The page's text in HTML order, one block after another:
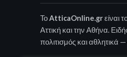
ΤοAtticaOnline.grείναι
Αττική και την Αθήνα.
πολιτισμός και αθλητικά